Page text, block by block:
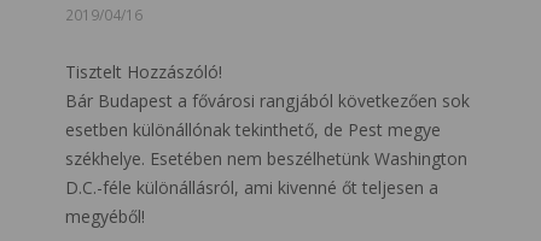
2019/04/16
Tisztelt Hozzászóló!
Bár Budapest a fővárosi rangjából következően sok
esetben különállónak tekinthető, de Pest megye
székhelye. Esetében nem beszélhetünk Washington
D.C.-féle különállásról, ami kivenné őt teljesen a
megyéből!